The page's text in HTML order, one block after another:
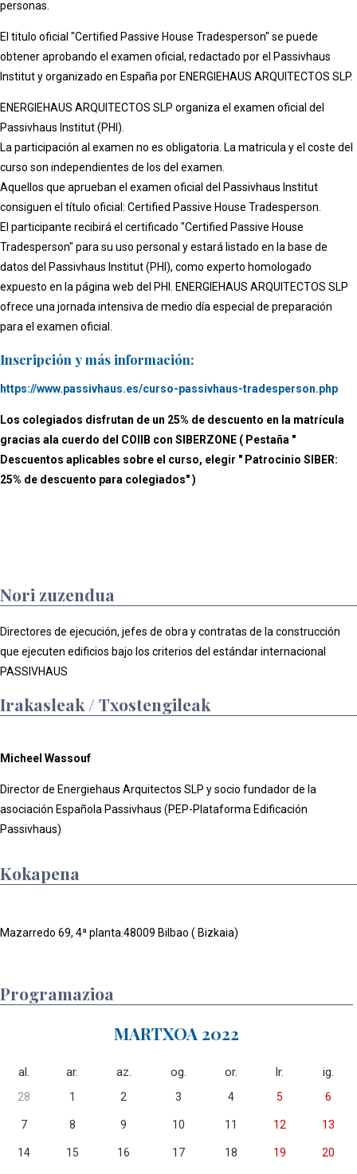
personas.
El titulo oficial "Certified Passive House Tradesperson" se puede
obtener aprobando el examen oficial, redactado por el Passivhaus
Institut y organizado en España por ENERGIEHAUS ARQUITECTOS SLP.
ENERGIEHAUS ARQUITECTOS SLP organiza el examen oficial del
Passivhaus Institut (PHI).
La participación al examen no es obligatoria. La matricula y el coste del
curso son independientes de los del examen.
Aquellos que aprueban el examen oficial del Passivhaus Institut
consiguen el título oficial: Certified Passive House Tradesperson.
El participante recibirá el certificado "Certified Passive House
Tradesperson" para su uso personal y estará listado en la base de
datos del Passivhaus Institut (PHI), como experto homologado
expuesto en la página web del PHI. ENERGIEHAUS ARQUITECTOS SLP
ofrece una jornada intensiva de medio día especial de preparación
para el examen oficial.
Inscripción y más información:
https://www.passivhaus.es/curso-passivhaus-tradesperson.php
Los colegiados disfrutan de un 25% de descuento en la matrícula
gracias ala cuerdo del COIIB con SIBERZONE ( Pestaña "
Descuentos aplicables sobre el curso, elegir " Patrocinio SIBER:
25% de descuento para colegiados" )
Nori zuzendua
Directores de ejecución, jefes de obra y contratas de la construcción
que ejecuten edificios bajo los criterios del estándar internacional
PASSIVHAUS
Irakasleak / Txostengileak
Micheel Wassouf
Director de Energiehaus Arquitectos SLP y socio fundador de la
asociación Española Passivhaus (PEP-Plataforma Edificación
Passivhaus)
Kokapena
Mazarredo 69, 4ª planta.48009 Bilbao ( Bizkaia)
Programazioa
MARTXOA 2022
al. ar. az. og. or. lr. ig.
28 1 2 3 4 5 6
7 8 9 10 11 12 13
14 15 16 17 18 19 20